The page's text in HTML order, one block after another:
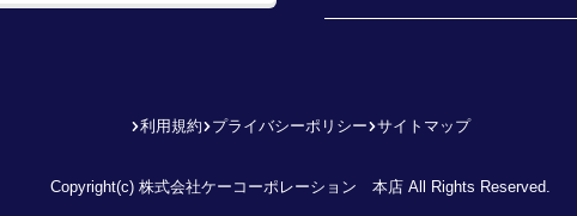
利用規約 プライバシーポリシー サイトマップ
Copyright(c) 株式会社ケーコーポレーション 本店 All Rights Reserved.